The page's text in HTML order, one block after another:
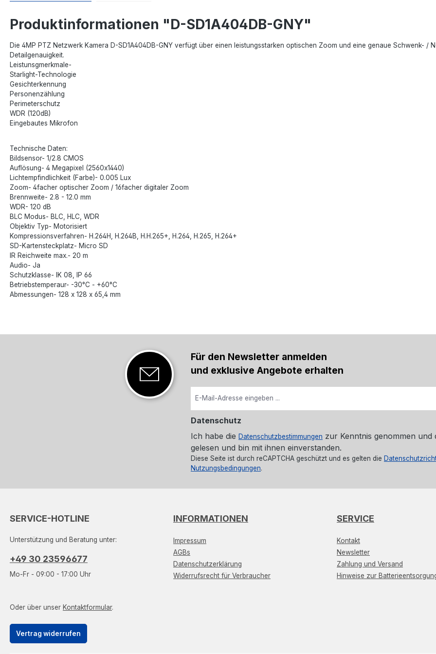
Produktinformationen "D-SD1A404DB-GNY"
Die 4MP PTZ Netzwerk Kamera D-SD1A404DB-GNY verfügt über einen leistungsstarken optischen Zoom und eine genaue Schwenk-
Detailgenauigkeit.
Leistunsgmerkmale-
Starlight-Technologie
Gesichterkennung
Personenzählung
Perimeterschutz
WDR (120dB)
Eingebautes Mikrofon
Technische Daten:
Bildsensor- 1/2.8 CMOS
Auflösung- 4 Megapixel (2560x1440)
Lichtempfindlichkeit (Farbe)- 0.005 Lux
Zoom- 4facher optischer Zoom / 16facher digitaler Zoom
Brennweite- 2.8 - 12.0 mm
WDR- 120 dB
BLC Modus- BLC, HLC, WDR
Objektiv Typ- Motorisiert
Kompressionsverfahren- H.264H, H.264B, H.H.265+, H.264, H.265, H.264+
SD-Kartensteckplatz- Micro SD
IR Reichweite max.- 20 m
Audio- Ja
Schutzklasse- IK 08, IP 66
Betriebstemperaur- -30°C - +60°C
Abmessungen- 128 x 128 x 65,4 mm
Für den Newsletter anmelden
und exklusive Angebote erhalten
Datenschutz
Ich habe die Datenschutzbestimmungen zur Kenntnis genommen und
gelesen und bin mit ihnen einverstanden.
Diese Seite ist durch reCAPTCHA geschützt und es gelten die
Nutzungsbedingungen.
SERVICE-HOTLINE
Unterstützung und Beratung unter:
+49 30 23596677
Mo-Fr - 09:00 - 17:00 Uhr
Oder über unser Kontaktformular.
Vertrag widerrufen
INFORMATIONEN
Impressum
AGBs
Datenschutzerklärung
Widerrufsrecht für Verbraucher
SERVICE
Kontakt
Newsletter
Zahlung und Versand
Hinweise zur